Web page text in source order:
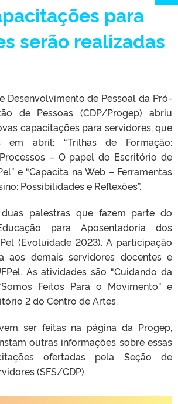
para
serão realizadas
Desenvolvimento de Pessoal da Pró-
de Pessoas (CDP/Progep) abriu
capacitações para servidores, que
em abril: “Trilhas de Formação:
– O papel do Escritório de
e “Capacita na Web – Ferramentas
Possibilidades e Reflexões”.
palestras que fazem parte do
para Aposentadoria dos
(Evoluidade 2023). A participação
aos demais servidores docentes e
As atividades são “Cuidando da
Feitos Para o Movimento” e
2 do Centro de Artes.
ser feitas na página da Progep,
outras informações sobre essas
ofertadas pela Seção de
(SFS/CDP).